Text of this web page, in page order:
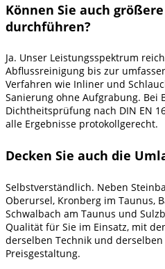
Können Sie auch
durchführen?
Ja. Unser Leistungsspektrum
Abflussreinigung bis zur
Verfahren wie Inliner und
Sanierung ohne Aufgrabung. Bei
Dichtheitsprüfung nach DIN EN
alle Ergebnisse protokollgerecht.
Decken Sie auch die
Selbstverständlich. Neben
Oberursel, Kronberg im Taunus,
Schwalbach am Taunus und
Qualität für Sie im Einsatz, mit
derselben Technik und
Preisgestaltung.